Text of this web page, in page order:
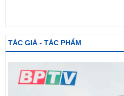
TÁC GIẢ - TÁC PHẨM